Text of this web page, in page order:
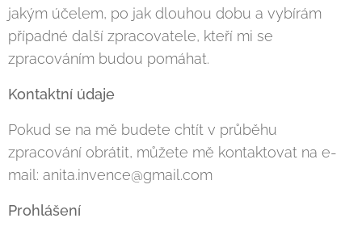
jakým účelem, po jak dlouhou dobu a vybírám
případné další zpracovatele, kteří mi se
zpracováním budou pomáhat.
Kontaktní údaje
Pokud se na mě budete chtít v průběhu
zpracování obrátit, můžete mě kontaktovat na e-
mail: anita.invence@gmail.com
Prohlášení